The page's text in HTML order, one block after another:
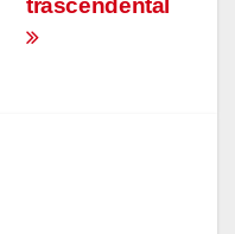
trascendental